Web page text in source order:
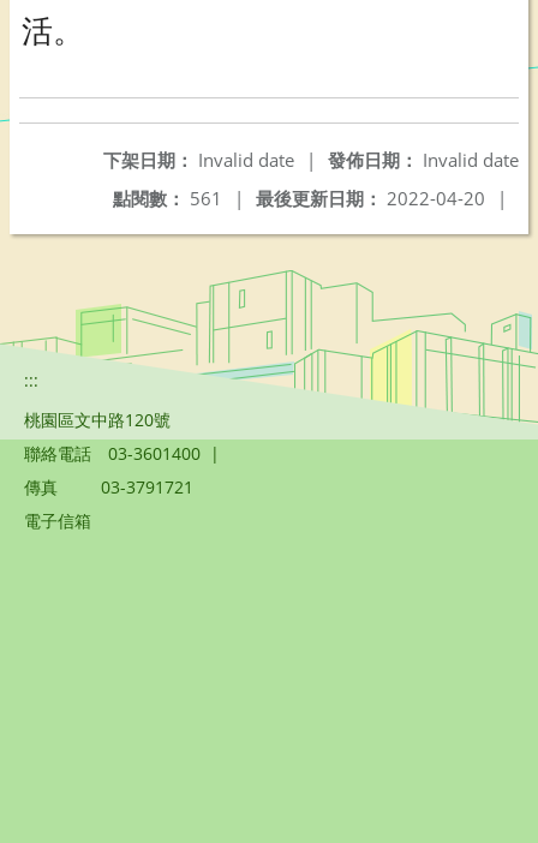
活。
發佈日期： Invalid date
下架日期： Invalid date
|
最後更新日期： 2022-04-20 |
點閱數： 561 |
:::
桃園區文中路120號
聯絡電話
03-3601400 |
傳真
03-3791721
電子信箱